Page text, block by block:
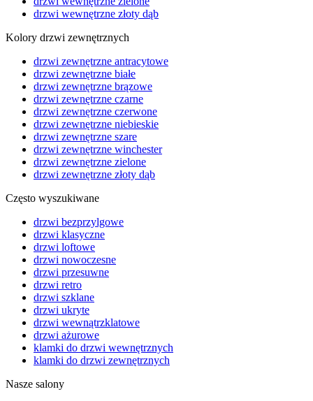
drzwi wewnętrzne złoty dąb
Kolory drzwi zewnętrznych
drzwi zewnętrzne antracytowe
drzwi zewnętrzne białe
drzwi zewnętrzne brązowe
drzwi zewnętrzne czarne
drzwi zewnętrzne czerwone
drzwi zewnętrzne niebieskie
drzwi zewnętrzne szare
drzwi zewnętrzne winchester
drzwi zewnętrzne zielone
drzwi zewnętrzne złoty dąb
Często wyszukiwane
drzwi bezprzylgowe
drzwi klasyczne
drzwi loftowe
drzwi nowoczesne
drzwi przesuwne
drzwi retro
drzwi szklane
drzwi ukryte
drzwi wewnątrzklatowe
drzwi ażurowe
klamki do drzwi wewnętrznych
klamki do drzwi zewnętrznych
Nasze salony